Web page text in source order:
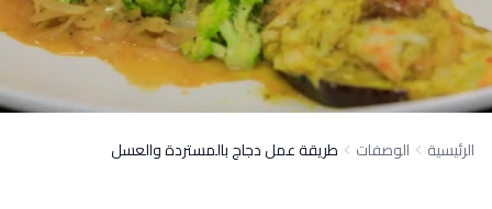
الرئيسية الوصفات طريقة عمل دجاج بالمستردة والعسل